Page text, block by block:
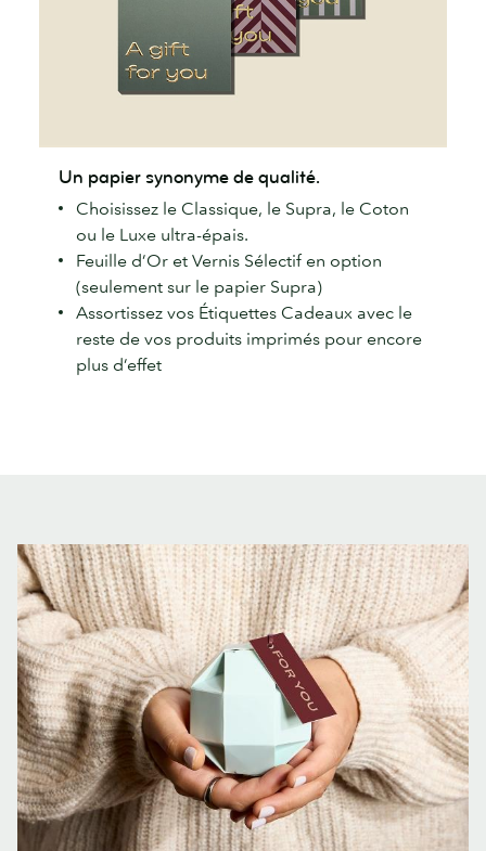
papier
synonyme
qualité.
Un papier synonyme de qualité.
Choisissez le Classique, le Supra, le Coton
ou le Luxe ultra-épais.
Feuille d’Or et Vernis Sélectif en option
(seulement sur le papier Supra)
Assortissez vos Étiquettes Cadeaux avec le
reste de vos produits imprimés pour encore
plus d’effet